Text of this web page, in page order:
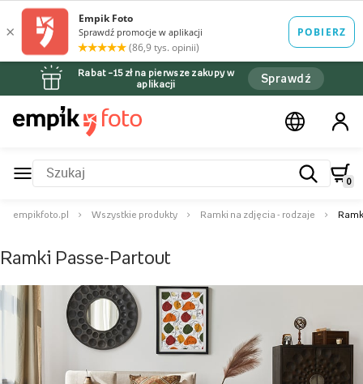
Rabat –15 zł na pierwsze zakupy w
aplikacji
Sprawdź
0
empikfoto.pl Wszystkie produkty Ramki na zdjęcia - rodzaje
Ramki Passe-Partout